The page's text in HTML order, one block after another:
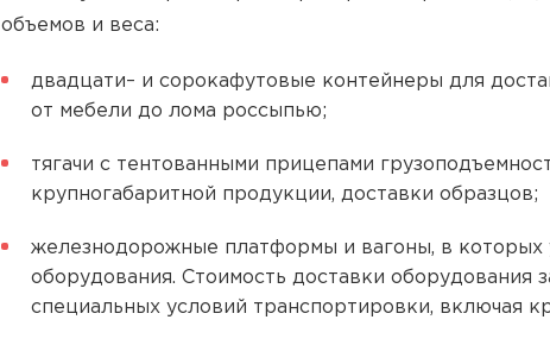
объемов и веса:
двадцати– и сорокафутовые контейнеры для
от мебели до лома россыпью;
тягачи с тентованными прицепами
крупногабаритной продукции, доставки образцов;
железнодорожные платформы и вагоны, в которых
оборудования. Стоимость доставки оборудования
специальных условий транспортировки, включая